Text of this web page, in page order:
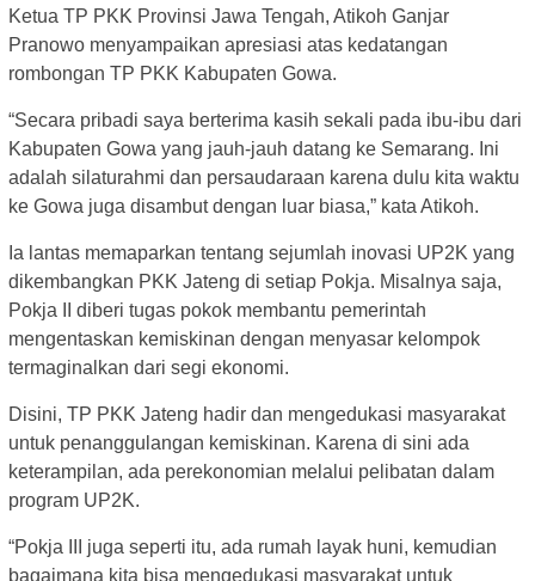
Ketua TP PKK Provinsi Jawa Tengah, Atikoh Ganjar
Pranowo menyampaikan apresiasi atas kedatangan
rombongan TP PKK Kabupaten Gowa.
“Secara pribadi saya berterima kasih sekali pada ibu-ibu dari
Kabupaten Gowa yang jauh-jauh datang ke Semarang. Ini
adalah silaturahmi dan persaudaraan karena dulu kita waktu
ke Gowa juga disambut dengan luar biasa,” kata Atikoh.
Ia lantas memaparkan tentang sejumlah inovasi UP2K yang
dikembangkan PKK Jateng di setiap Pokja. Misalnya saja,
Pokja II diberi tugas pokok membantu pemerintah
mengentaskan kemiskinan dengan menyasar kelompok
termaginalkan dari segi ekonomi.
Disini, TP PKK Jateng hadir dan mengedukasi masyarakat
untuk penanggulangan kemiskinan. Karena di sini ada
keterampilan, ada perekonomian melalui pelibatan dalam
program UP2K.
“Pokja III juga seperti itu, ada rumah layak huni, kemudian
bagaimana kita bisa mengedukasi masyarakat untuk